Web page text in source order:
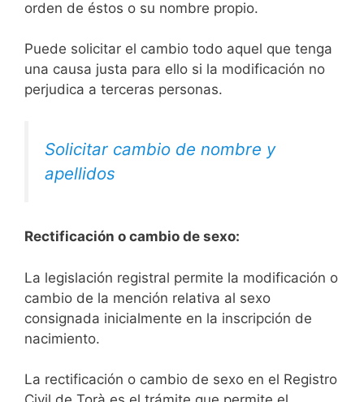
orden de éstos o su nombre propio.
Puede solicitar el cambio todo aquel que tenga
una causa justa para ello si la modificación no
perjudica a terceras personas.
Solicitar cambio de nombre y
apellidos
Rectificación o cambio de sexo:
La legislación registral permite la modificación o
cambio de la mención relativa al sexo
consignada inicialmente en la inscripción de
nacimiento.
La rectificación o cambio de sexo en el Registro